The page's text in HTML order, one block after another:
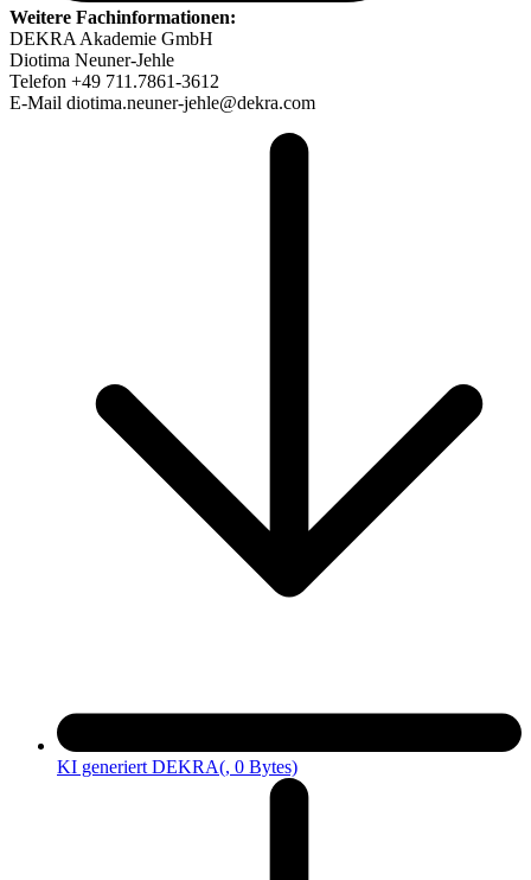
Weitere Fachinformationen:
DEKRA Akademie GmbH
Diotima Neuner-Jehle
Telefon +49 711.7861-3612
E-Mail diotima.neuner-jehle@dekra.com
KI generiert DEKRA(, 0 Bytes)